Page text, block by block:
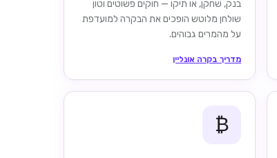
בנק, שחקן, או תיקו — חוקים פשוטים וטון
שולחן מלוטש הופכים את הבקרה למועדפת
על מהמרים גבוהים.
מדריך בקרה אונליין
₿